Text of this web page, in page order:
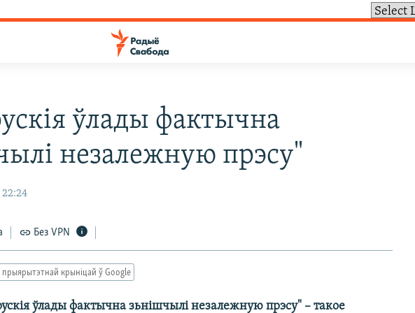
ўлады фактычна
незалежную прэсу"
22:24
Без VPN
прыярытэтнай крыніцай ў Google
ўлады фактычна зьнішчылі незалежную прэсу" – такое